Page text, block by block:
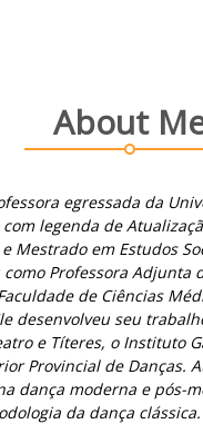
About
egressada da
com legenda de
Mestrado em Estudos
como Professora Adjunta
de Ciências
desenvolveu seu
e Títeres, o Instituto
Provincial de Danças.
dança moderna e pós-
da dança clássica.